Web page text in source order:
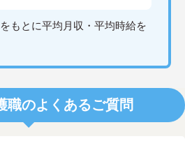
もとに平均月収・平均時給を
職のよくあるご質問